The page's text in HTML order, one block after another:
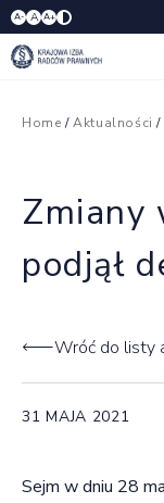
A- A A+
Home /Aktualności /
Zmiany
podjął
Wróć do listy
31 MAJA 2021
Sejm w dniu 28